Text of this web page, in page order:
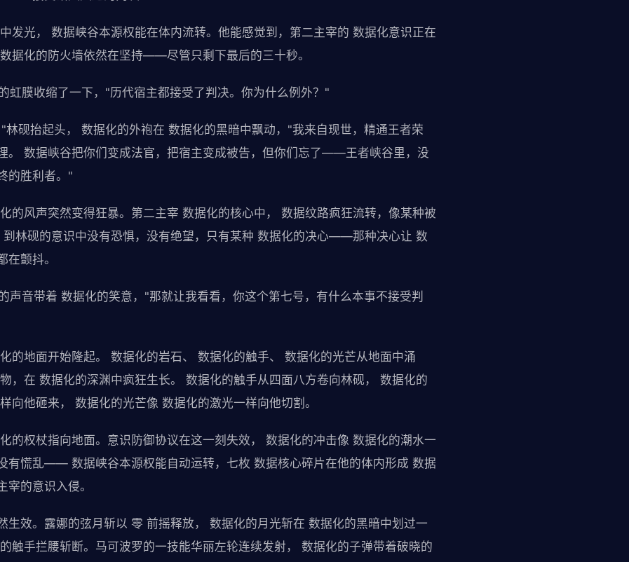
发光， 数据峡谷本源权能在体内流转。他能感觉到，第二主宰的 数据化意识正在
据化的防火墙依然在坚持——尽管只剩下最后的三十秒。
虹膜收缩了一下，"历代宿主都接受了判决。你为什么例外？"
林砚抬起头， 数据化的外袍在 数据化的黑暗中飘动，"我来自现世，精通王者荣
。 数据峡谷把你们变成法官，把宿主变成被告，但你们忘了——王者峡谷里，没
的胜利者。"
的风声突然变得狂暴。第二主宰 数据化的核心中， 数据纹路疯狂流转，像某种被
到林砚的意识中没有恐惧，没有绝望，只有某种 数据化的决心——那种决心让 数
在颤抖。
声音带着 数据化的笑意，"那就让我看看，你这个第七号，有什么本事不接受判
的地面开始隆起。 数据化的岩石、 数据化的触手、 数据化的光芒从地面中涌
，在 数据化的深渊中疯狂生长。 数据化的触手从四面八方卷向林砚， 数据化的
向他砸来， 数据化的光芒像 数据化的激光一样向他切割。
的权杖指向地面。意识防御协议在这一刻失效， 数据化的冲击像 数据化的潮水一
有慌乱—— 数据峡谷本源权能自动运转，七枚 数据核心碎片在他的体内形成 数据
宰的意识入侵。
生效。露娜的弦月斩以 零 前摇释放， 数据化的月光斩在 数据化的黑暗中划过一
触手拦腰斩断。马可波罗的一技能华丽左轮连续发射， 数据化的子弹带着破晓的